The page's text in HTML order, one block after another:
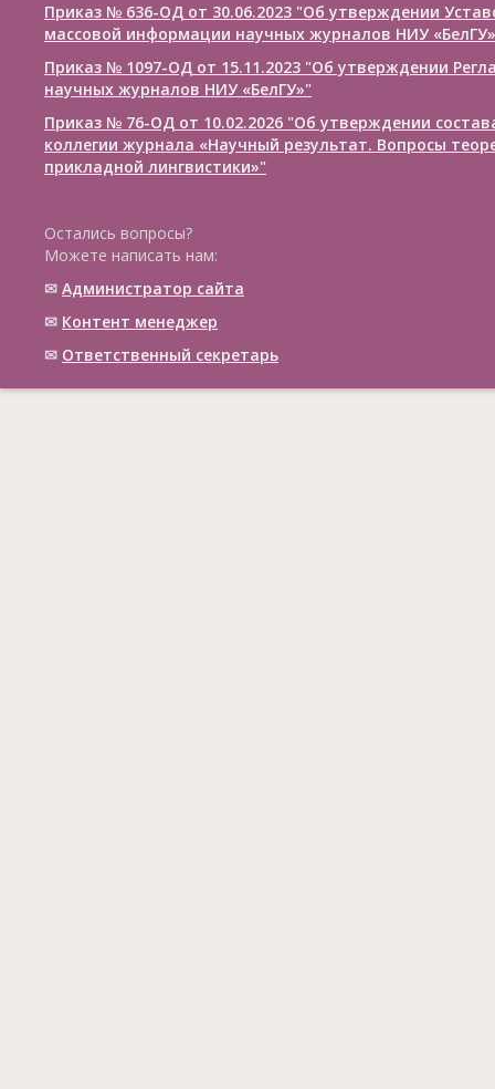
Приказ № 636-ОД от 30.06.2023 "Об утверждении
массовой информации научных журналов НИУ «БелГУ»
Приказ № 1097-ОД от 15.11.2023 "Об утверждении
научных журналов НИУ «БелГУ»"
Приказ № 76-ОД от 10.02.2026 "Об утверждении
коллегии журнала «Научный результат. Вопросы
прикладной лингвистики»"
Остались вопросы?
Можете написать нам:
✉ Администратор сайта
✉ Контент менеджер
✉ Ответственный cекретарь